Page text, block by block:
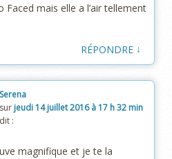
Faced mais elle a l’air tellement
RÉPONDRE ↓
Serena
sur jeudi 14 juillet 2016 à 17 h 32 min
dit :
magnifique et je te la